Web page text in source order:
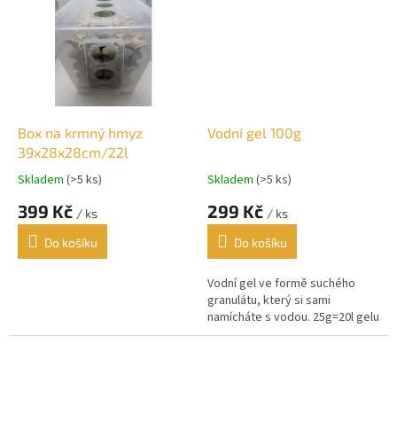
Box na krmný hmyz
39x28x28cm/22l
Skladem (>5 ks)
399 Kč / ks
Do košíku
Vodní gel 100g
Skladem (>5 ks)
299 Kč / ks
Do košíku
Vodní gel ve formě suchého
granulátu, který si sami
namícháte s vodou. 25g=20l gelu